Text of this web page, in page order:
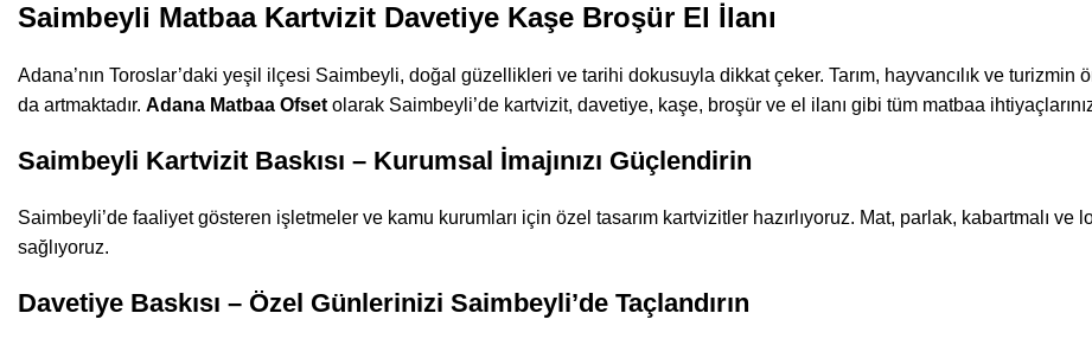
Saimbeyli Matbaa Kartvizit Davetiye Kaşe Broşür El İlanı
Adana’nın Toroslar’daki yeşil ilçesi Saimbeyli, doğal güzellikleri ve tarihi dokusuyla dikkat çeker. Tarım, hayvancılık ve
da artmaktadır. Adana Matbaa Ofset olarak Saimbeyli’de kartvizit, davetiye, kaşe, broşür ve el ilanı gibi tüm matbaa
Saimbeyli Kartvizit Baskısı – Kurumsal İmajınızı Güçlendirin
Saimbeyli’de faaliyet gösteren işletmeler ve kamu kurumları için özel tasarım kartvizitler hazırlıyoruz. Mat, parlak, kabartmalı ve
sağlıyoruz.
Davetiye Baskısı – Özel Günlerinizi Saimbeyli’de Taçlandırın